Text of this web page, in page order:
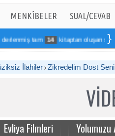
MENKÎBELER SUAL/CEVAB
tam 14 kitaptan oluşan seti
İlahiler Zikredelim Dost Seni
Evliya Filmleri
Yolumuzu